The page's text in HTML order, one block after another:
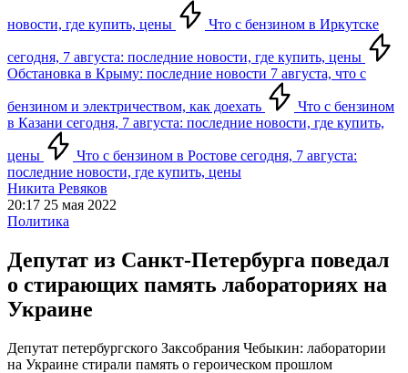
новости, где купить, цены Что с бензином в Иркутске
сегодня, 7 августа: последние новости, где купить, цены
Обстановка в Крыму: последние новости 7 августа, что с
бензином и электричеством, как доехать
Что с бензином
в Казани сегодня, 7 августа: последние новости, где купить,
цены
Что с бензином в Ростове сегодня, 7 августа:
последние новости, где купить, цены
Никита Ревяков
20:17 25 мая 2022
Политика
Депутат из Санкт-Петербурга поведал
о стирающих память лабораториях на
Украине
Депутат петербургского Заксобрания Чебыкин: лаборатории
на Украине стирали память о героическом прошлом